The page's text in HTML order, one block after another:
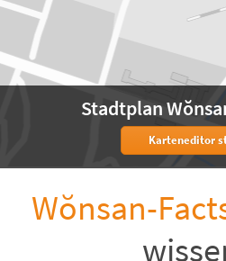
Stadtplan
Karteneditor
Wŏnsan-